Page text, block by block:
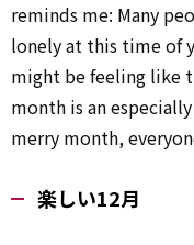
reminds me: Many
lonely at this time of
might be feeling like
month is an
merry month,
楽しい12月